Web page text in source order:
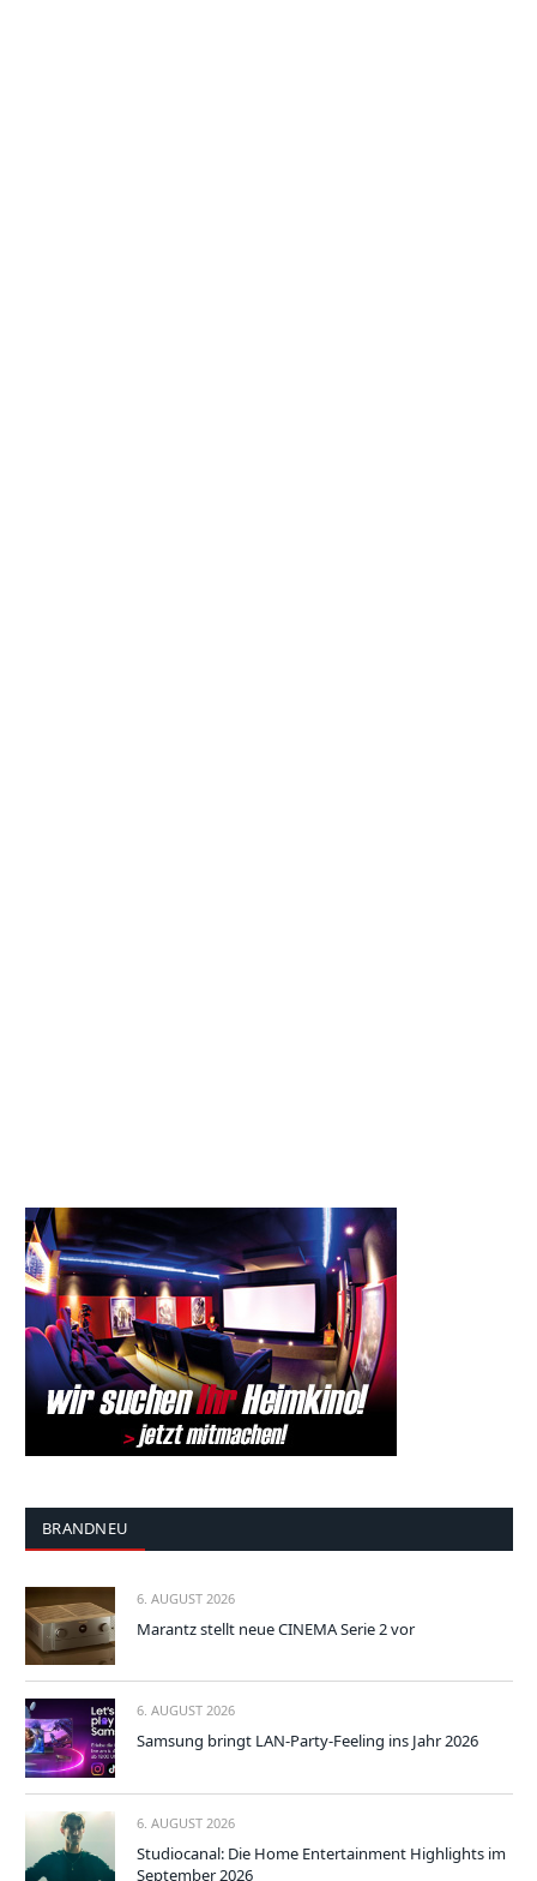
BRANDNEU
6. AUGUST 2026
Marantz stellt neue CINEMA Serie 2 vor
6. AUGUST 2026
Samsung bringt LAN-Party-Feeling ins Jahr 2026
6. AUGUST 2026
Studiocanal: Die Home Entertainment Highlights im
September 2026